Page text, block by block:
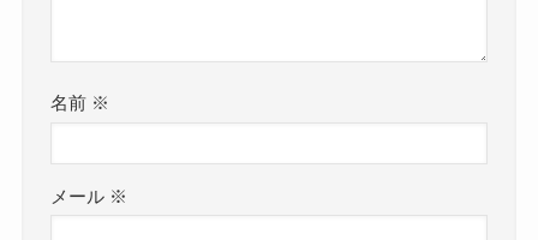
名前 ※
メール ※